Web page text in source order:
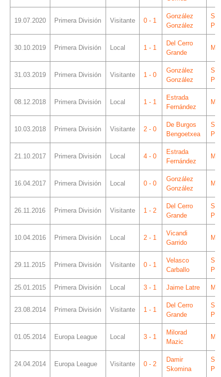
19.07.2020 Primera División Visitante 0 - 1
González
González
30.10.2019 Primera División Local 1 - 1
Del Cerro
Grande
31.03.2019 Primera División Visitante 1 - 0
González
González
08.12.2018 Primera División Local 1 - 1
Estrada
Fernández
10.03.2018 Primera División Visitante 2 - 0
De Burgos
Bengoetxea
21.10.2017 Primera División Local 4 - 0
Estrada
Fernández
16.04.2017 Primera División Local 0 - 0
González
González
26.11.2016 Primera División Visitante 1 - 2
Del Cerro
Grande
10.04.2016 Primera División Local 2 - 1
Vicandi
Garrido
29.11.2015 Primera División Visitante 0 - 1
Velasco
Carballo
25.01.2015 Primera División Local 3 - 1 Jaime Latre
23.08.2014 Primera División Visitante 1 - 1
Del Cerro
Grande
01.05.2014 Europa League Local 3 - 1
Milorad
Mazic
24.04.2014 Europa League Visitante 0 - 2
Damir
Skomina